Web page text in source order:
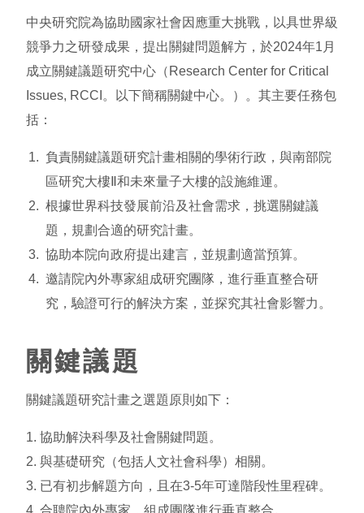
中央研究院為協助國家社會因應重大挑戰，以具世界級
競爭力之研發成果，提出關鍵問題解方，於2024年1月
成立關鍵議題研究中心（Research Center for Critical
Issues, RCCI。以下簡稱關鍵中心。）。其主要任務包
括：
負責關鍵議題研究計畫相關的學術行政，與南部院
區研究大樓Ⅱ和未來量子大樓的設施維運。
根據世界科技發展前沿及社會需求，挑選關鍵議
題，規劃合適的研究計畫。
協助本院向政府提出建言，並規劃適當預算。
邀請院內外專家組成研究團隊，進行垂直整合研
究，驗證可行的解決方案，並探究其社會影響力。
關鍵議題
關鍵議題研究計畫之選題原則如下：
1. 協助解決科學及社會關鍵問題。
2. 與基礎研究（包括人文社會科學）相關。
3. 已有初步解題方向，且在3-5年可達階段性里程碑。